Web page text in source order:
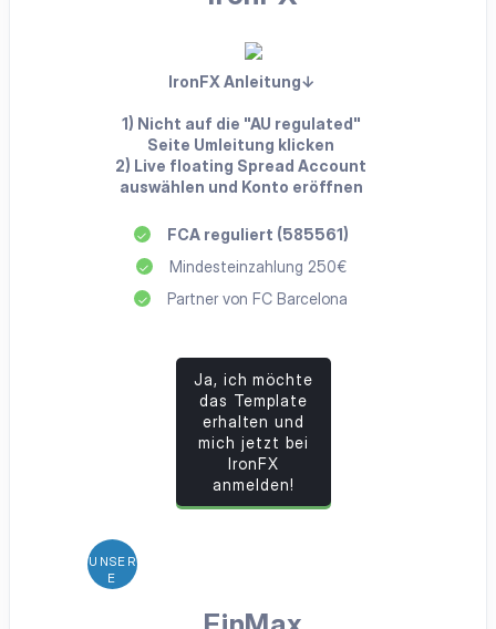
IronFX Anleitung↓
1) Nicht auf die "AU regulated"
Seite Umleitung klicken
2) Live floating Spread Account
auswählen und Konto eröffnen
FCA reguliert (585561)
Mindesteinzahlung 250€
Partner von FC Barcelona
Ja, ich möchte
das Template
erhalten und
mich jetzt bei
IronFX
anmelden!